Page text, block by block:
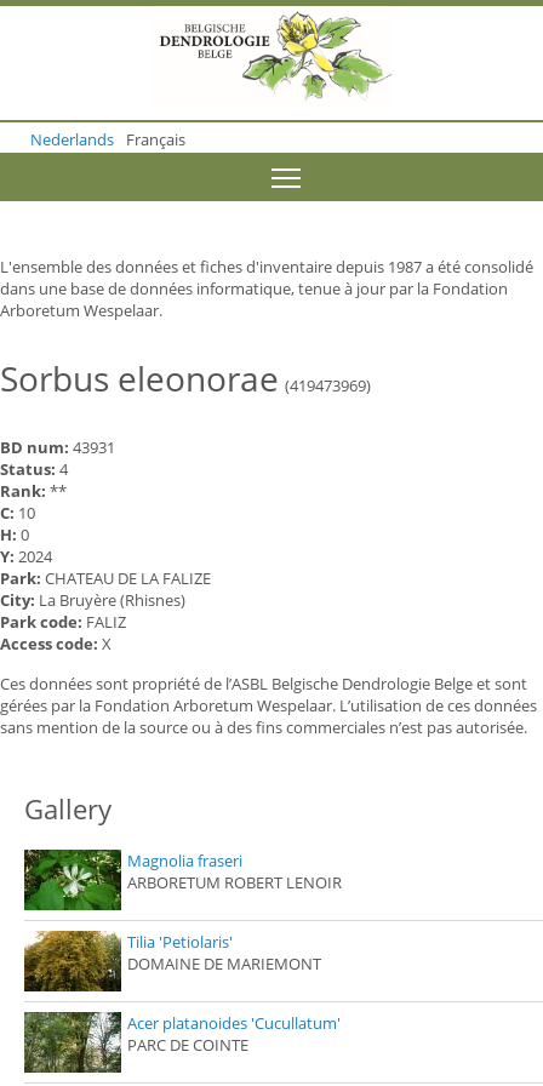
o
m
o
n
t
e
t
Nederlands Français
L'ensemble des données et fiches d'inventaire depuis 1987 a été consolidé
dans une base de données informatique, tenue à jour par la Fondation
Arboretum Wespelaar.
Sorbus eleonorae (419473969)
BD num: 43931
Status: 4
Rank: **
C: 10
H: 0
Y: 2024
Park: CHATEAU DE LA FALIZE
City: La Bruyère (Rhisnes)
Park code: FALIZ
Access code: X
Ces données sont propriété de l’ASBL Belgische Dendrologie Belge et sont
gérées par la Fondation Arboretum Wespelaar. L’utilisation de ces données
sans mention de la source ou à des fins commerciales n’est pas autorisée.
Gallery
Magnolia fraseri
ARBORETUM ROBERT LENOIR
Tilia 'Petiolaris'
DOMAINE DE MARIEMONT
Acer platanoides 'Cucullatum'
PARC DE COINTE